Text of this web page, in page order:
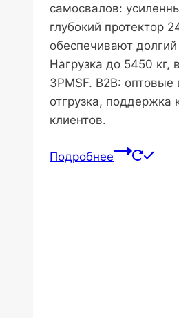
самосвалов:
глубокий протектор
обеспечивают
Нагрузка до 5450 кг,
3PMSF. B2B:
отгрузка, поддержка
клиентов.
Подробнее